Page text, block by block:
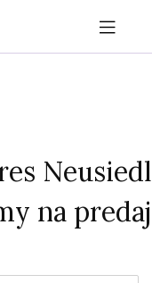
Neusiedl
na predaj